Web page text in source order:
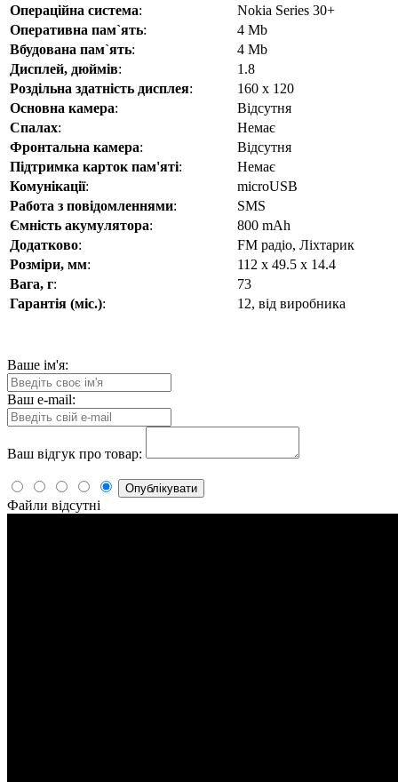
Операційна система:
Nokia Series 30+
Оперативна пам`ять:
4 Mb
Вбудована пам`ять:
4 Mb
Дисплей, дюймів:
1.8
Роздільна здатність дисплея:
160 х 120
Основна камера:
Відсутня
Спалах:
Немає
Фронтальна камера:
Відсутня
Підтримка карток пам'яті:
Немає
Комунікації:
microUSB
Работа з повідомленнями:
SMS
Ємність акумулятора:
800 mAh
Додатково:
FM радіо, Ліхтарик
Розміри, мм:
112 x 49.5 x 14.4
Вага, г:
73
Гарантія (міс.): 12, від виробника
Ваше ім'я:
Ваш e-mail:
Ваш відгук про товар:
Опублікувати
Файли відсутні